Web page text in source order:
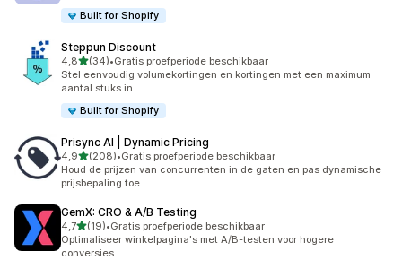
Built for Shopify
Steppun Discount
4,8van 5 sterren
(34)
34 recensies in totaal
•Gratis proefperiode beschikbaar
Stel eenvoudig volumekortingen en kortingen met een maximum
aantal stuks in.
Built for Shopify
Prisync AI | Dynamic Pricing
4,9van 5 sterren
(208)
208 recensies in totaal
•Gratis proefperiode beschikbaar
Houd de prijzen van concurrenten in de gaten en pas dynamische
prijsbepaling toe.
GemX: CRO & A/B Testing
4,7van 5 sterren
(19)
19 recensies in totaal
•Gratis proefperiode beschikbaar
Optimaliseer winkelpagina's met A/B-testen voor hogere
conversies